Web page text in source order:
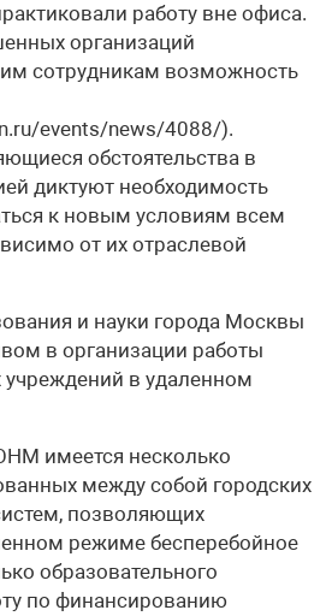
работу вне офиса.
организаций
сотрудникам возможность
events/news/4088/).
обстоятельства в
диктуют необходимость
к новым условиям всем
от их отраслевой
и науки города Москвы
в организации работы
в удаленном
имеется несколько
между собой городских
позволяющих
режиме бесперебойное
образовательного
по финансированию